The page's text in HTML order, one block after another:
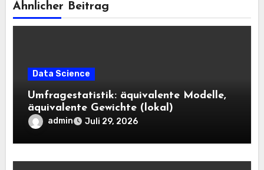
Ähnlicher Beitrag
Data Science
Umfragestatistik: äquivalente Modelle,
äquivalente Gewichte (lokal)
admin Juli 29, 2026